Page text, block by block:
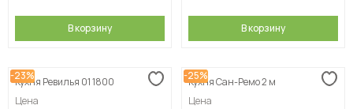
В корзину В корзину
-23%
Кухня Ревилья 01 1800
Цена
-25%
Кухня Сан-Ремо 2 м
Цена